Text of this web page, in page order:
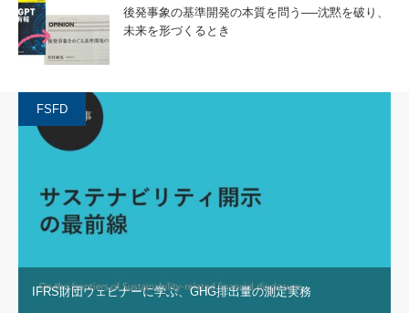
後発事象の基準開発の本質を問う──沈黙を破り、
未来を形づくるとき
FSFD
IFRS財団ウェビナーに学ぶ、GHG排出量の測定実務